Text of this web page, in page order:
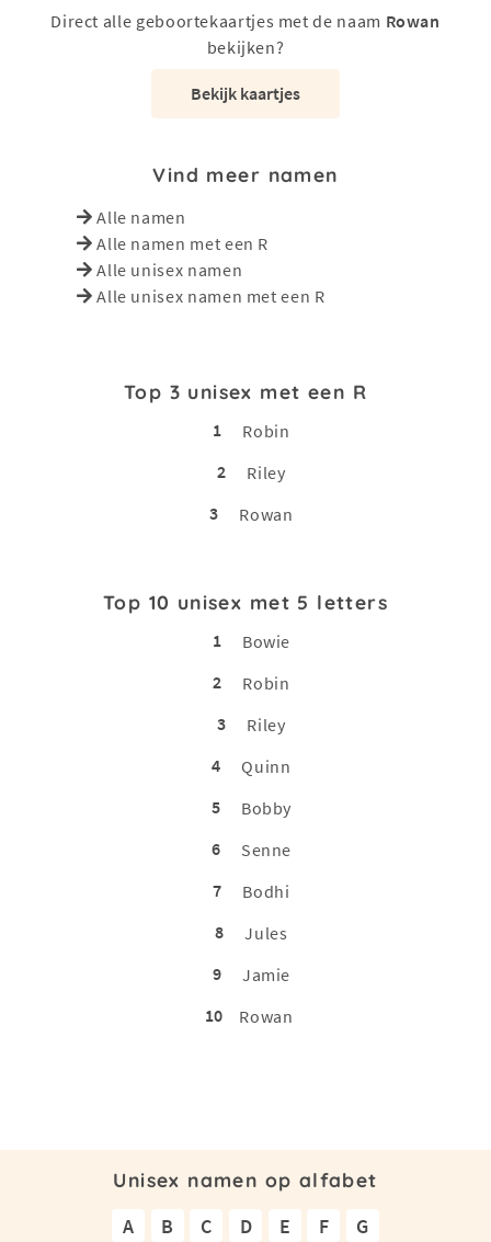
Direct alle geboortekaartjes met de naam Rowan
bekijken?
Bekijk kaartjes
Vind meer namen
Alle namen
Alle namen met een R
Alle unisex namen
Alle unisex namen met een R
Top 3 unisex met een R
1
Robin
2
Riley
3
Rowan
Top 10 unisex met 5 letters
1
Bowie
2
Robin
3
Riley
4
Quinn
5
Bobby
6
Senne
7
Bodhi
8
Jules
9
Jamie
10
Rowan
Unisex namen op alfabet
A B C D E F
G